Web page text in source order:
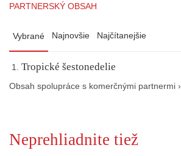
PARTNERSKÝ OBSAH
Vybrané Najnovšie Najčítanejšie
Tropické šestonedelie
Obsah spolupráce s komerčnými partnermi ›
Neprehliadnite tiež